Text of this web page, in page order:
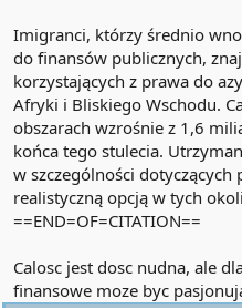
Imigranci, którzy średnio
do finansów publicznych,
korzystających z prawa do
Afryki i Bliskiego Wschodu.
obszarach wzrośnie z 1,6
końca tego stulecia.
w szczególności
realistyczną opcją w tych
==END=OF=CITATION==
Calosc jest dosc nudna, ale
finansowe moze byc